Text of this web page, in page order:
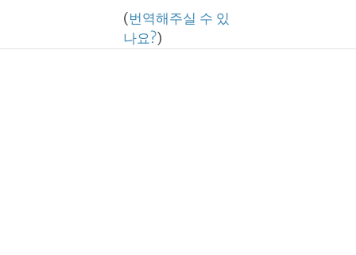
(번역해주실 수 있
나요?)